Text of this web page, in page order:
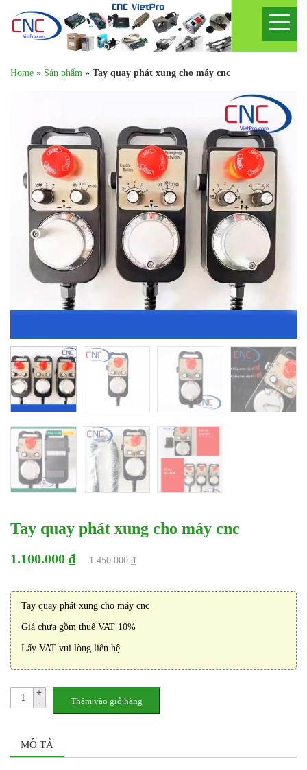
Home » Sản phẩm » Tay quay phát xung cho máy cnc
Tay quay phát xung cho máy cnc
1.100.000 ₫ 1.450.000 ₫
Tay quay phát xung cho máy cnc
Giá chưa gồm thuế VAT 10%
Lấy VAT vui lòng liên hệ
Thêm vào giỏ hàng
MÔ TẢ